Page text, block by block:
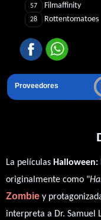
57 Filmaffinity
28 Rottentomatoes
Proveedores
La películas Halloween:
originalmente como "
Zombie y
interpreta a Dr. Samuel